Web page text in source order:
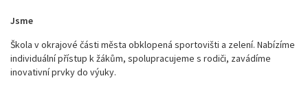
Jsme
Škola v okrajové části města obklopená sportovišti a zelení. Nabízíme
individuální přístup k žákům, spolupracujeme s rodiči, zavádíme
inovativní prvky do výuky.